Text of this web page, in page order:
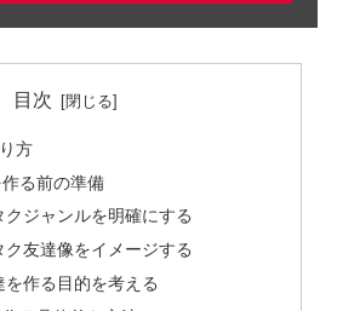
目次
方
る前の準備
クジャンルを明確にする
ク友達像をイメージする
を作る目的を考える